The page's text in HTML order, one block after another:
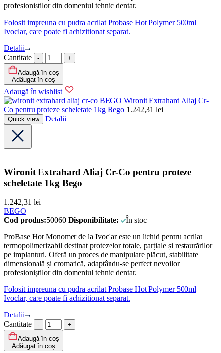
profesioniștilor din domeniul tehnic dentar.
Folosit impreuna cu pudra acrilat Probase Hot Polymer 500ml
Ivoclar, care poate fi achizitionat separat.
Detalii
Cantitate
Adaugă în coș
Adăugat în coș
Adaugă în wishlist
BEGO Wironit Extrahard Aliaj Cr-
Co pentru proteze scheletate 1kg Bego 1.242,31 lei
Quick view Detalii
Wironit Extrahard Aliaj Cr-Co pentru proteze
scheletate 1kg Bego
1.242,31 lei
BEGO
Cod produs:50060 Disponibilitate:
În stoc
ProBase Hot Monomer de la Ivoclar este un lichid pentru acrilat
termopolimerizabil destinat protezelor totale, parțiale și restaurărilor
pe implanturi. Oferă un proces de manipulare plăcut, stabilitate
dimensională și cromatică, adaptându-se perfect nevoilor
profesioniștilor din domeniul tehnic dentar.
Folosit impreuna cu pudra acrilat Probase Hot Polymer 500ml
Ivoclar, care poate fi achizitionat separat.
Detalii
Cantitate
Adaugă în coș
Adăugat în coș